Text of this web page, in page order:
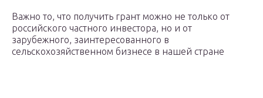
Важно то, что получить грант можно не только от
российского частного инвестора, но и от
зарубежного, заинтересованного в
сельскохозяйственном бизнесе в нашей стране